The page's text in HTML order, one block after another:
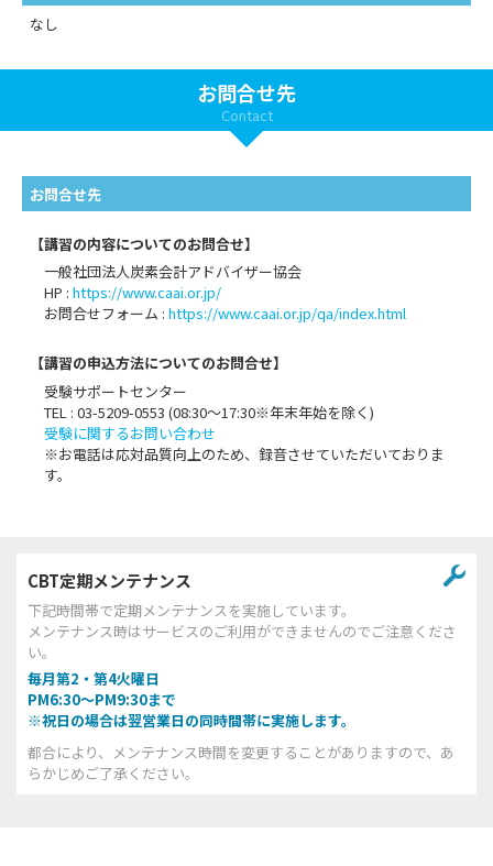
なし
お問合せ先
Contact
お問合せ先
【講習の内容についてのお問合せ】
一般社団法人炭素会計アドバイザー協会
HP : https://www.caai.or.jp/
お問合せフォーム : https://www.caai.or.jp/qa/index.html
【講習の申込方法についてのお問合せ】
受験サポートセンター
TEL : 03-5209-0553 (08:30〜17:30※年末年始を除く)
受験に関するお問い合わせ
※お電話は応対品質向上のため、録音させていただいておりま
す。
CBT定期メンテナンス
下記時間帯で定期メンテナンスを実施しています。
メンテナンス時はサービスのご利用ができませんのでご注意くださ
い。
毎月第2・第4火曜日
PM6:30～PM9:30まで
※祝日の場合は翌営業日の同時間帯に実施します。
都合により、メンテナンス時間を変更することがありますので、あ
らかじめご了承ください。